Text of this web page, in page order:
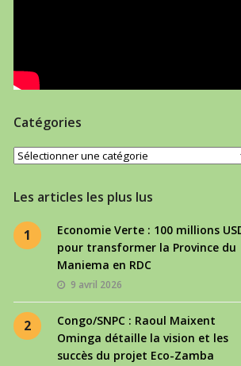
Catégories
Catégories
Les articles les plus lus
1
Economie Verte : 100 millions
pour transformer la Province du
Maniema en RDC
9 avril 2026
2
Congo/SNPC : Raoul Maixent
Ominga détaille la vision et les
succès du projet Eco-Zamba